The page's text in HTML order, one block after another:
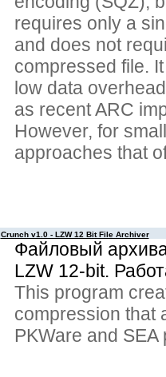
requires only a
and does not
compressed file.
low data
as recent ARC
However, for
approaches that
Crunch v1.0 - LZW 12 Bit File Archiver
Файловый
LZW 12-bit.
This program
compression that
PKWare and SEA